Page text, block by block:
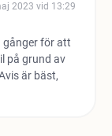
2023 vid 13:29
gånger för att
på grund av
är bäst,